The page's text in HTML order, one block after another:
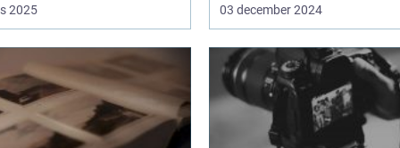
2025 03 december 2024